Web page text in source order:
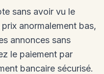
sans avoir vu le
anormalement bas,
annonces sans
le paiement par
bancaire sécurisé.